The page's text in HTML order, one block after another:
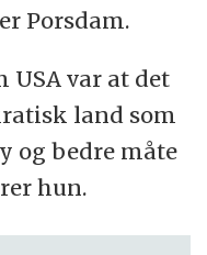
Porsdam.
var at det
land som
og bedre måte
hun.